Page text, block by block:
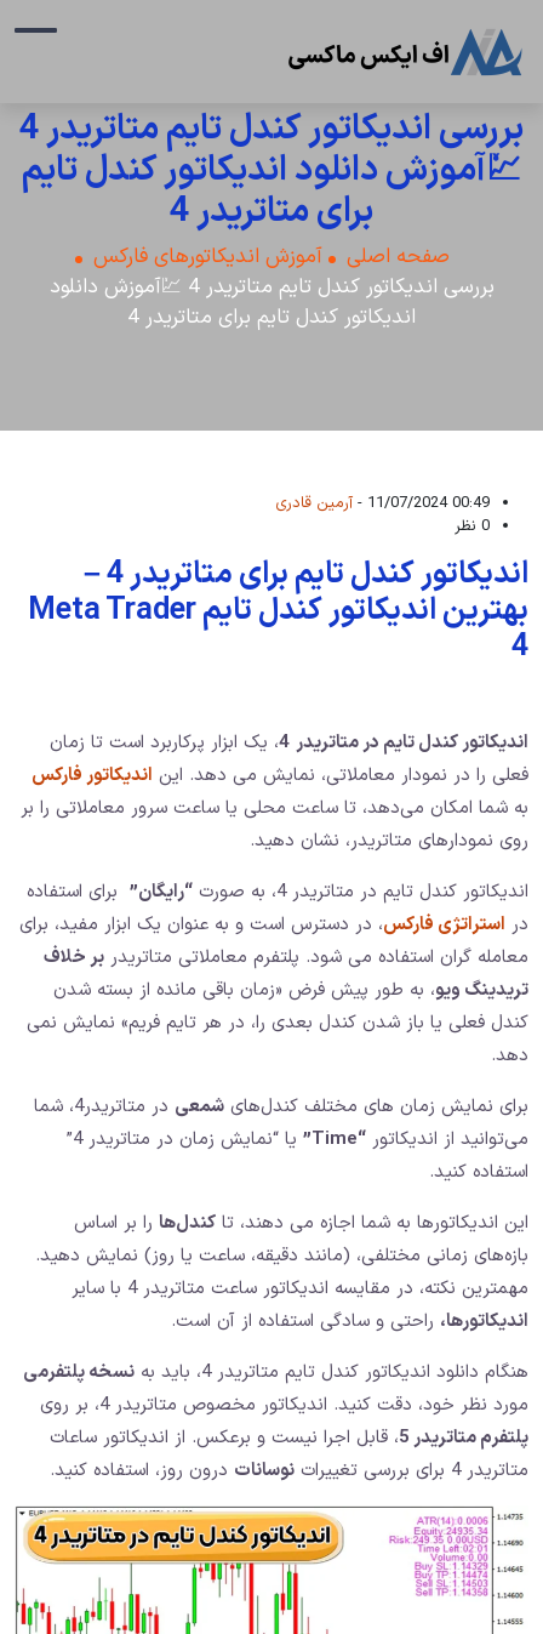
بررسی اندیکاتور کندل تایم متاتریدر 4
💹آموزش دانلود اندیکاتور کندل تایم
برای متاتریدر 4
صفحه اصلی
آموزش اندیکاتورهای فارکس
بررسی اندیکاتور کندل تایم متاتریدر 4 💹آموزش دانلود
اندیکاتور کندل تایم برای متاتریدر 4
00:49 11/07/2024 -
آرمین قادری
0 نظر
اندیکاتور کندل تایم برای متاتریدر 4 –
بهترین اندیکاتور کندل تایم Meta Trader
4
اندیکاتور کندل تایم در متاتریدر 4، یک ابزار پرکاربرد است تا زمان
فعلی را در نمودار معاملاتی، نمایش می دهد. این اندیکاتور فارکس
به شما امکان می‌دهد، تا ساعت محلی یا ساعت سرور معاملاتی را بر
روی نمودارهای متاتریدر، نشان دهید.
اندیکاتور کندل تایم در متاتریدر 4، به صورت
“رایگان” برای استفاده
در استراتژی فارکس، در دسترس است و به عنوان یک ابزار مفید، برای
معامله‌ گران استفاده می‌ شود. پلتفرم معاملاتی متاتریدر بر خلاف
تریدینگ ویو، به طور پیش فرض «زمان باقی مانده از بسته شدن
کندل فعلی یا باز شدن کندل بعدی را، در هر تایم فریم» نمایش نمی
دهد.
برای نمایش زمان های مختلف کندل‌های شمعی
در متاتریدر4، شما
می‌توانید از اندیکاتور “Time”
یا “نمایش زمان در متاتریدر 4”
استفاده کنید.
این اندیکاتورها به شما اجازه می‌ دهند، تا کندل‌ها را بر اساس
بازه‌های زمانی مختلفی، (مانند دقیقه، ساعت یا روز) نمایش دهید.
مهمترین نکته، در مقایسه اندیکاتور ساعت متاتریدر 4 با سایر
اندیکاتورها، راحتی و سادگی استفاده از آن است.
هنگام دانلود اندیکاتور کندل تایم متاتریدر 4، باید به
نسخه پلتفرمی
مورد نظر خود، دقت کنید. اندیکاتور مخصوص متاتریدر 4، بر روی
پلتفرم متاتریدر 5 ، قابل اجرا نیست و برعکس. از اندیکاتور ساعات
متاتریدر 4 برای بررسی تغییرات
نوسانات درون روز، استفاده کنید.